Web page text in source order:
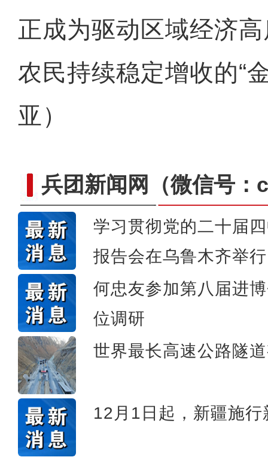
正成为驱动区域经济
农民持续稳定增收的“
亚）
兵团新闻网 （微信号
学习贯彻党的二十届
报告会在乌鲁木齐举行
何忠友参加第八届进
位调研
世界最长高速公路隧
12月1日起，新疆施
【与你为邻】吉尔吉斯斯坦
侨乡故事 | 当新疆遇见嘻哈